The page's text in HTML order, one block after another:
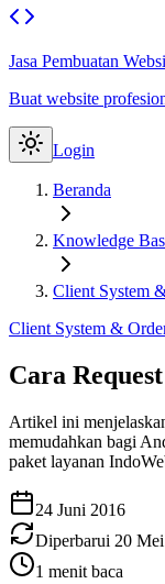
Jasa Pembuatan
Buat website
Login
Beranda
Knowledge
Client System
Client System &
Cara
Artikel ini
memudahkan bagi
paket layanan
24 Juni 2016
Diperbarui 20
1 menit baca